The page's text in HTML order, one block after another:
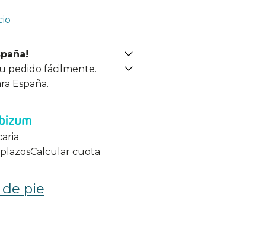
pedido fácilmente.
España.
Calcular cuota
pie